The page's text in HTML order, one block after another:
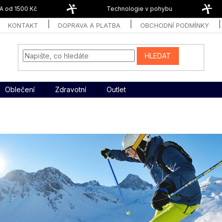
1500 Kč Technologie v pohybu
KONTAKT DOPRAVA A PLATBA OBCHODNÍ PODMÍNKY
HLEDAT
Oblečení Zdravotní Outlet